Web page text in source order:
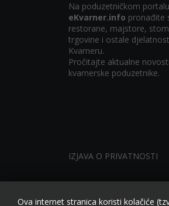
Na poduzetničkom portalu
eKvarner.info pronađite
restorane, majstore,
trgovine i ostale
Kvarneru.
Pročitajte aktualne
kvarnerske poduzetnike.
IZJAVA O PRIVATNOSTI
made by NIVAGO
Ova internet stranica koristi kolačiće